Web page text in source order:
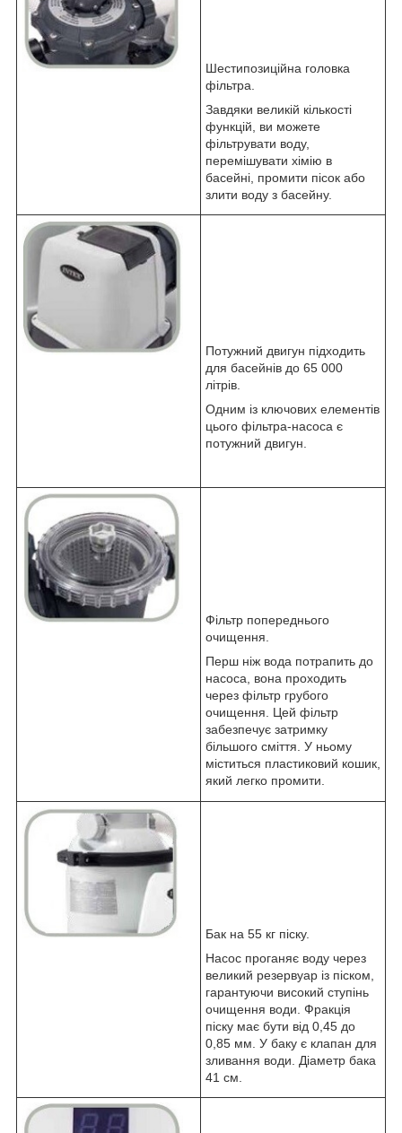
Шестипозиційна головка
фільтра.
Завдяки великій кількості
функцій, ви можете
фільтрувати воду,
перемішувати хімію в
басейні, промити пісок або
злити воду з басейну.
Потужний двигун підходить
для басейнів до 65 000
літрів.
Одним із ключових елементів
цього фільтра-насоса є
потужний двигун.
Фільтр попереднього
очищення.
Перш ніж вода потрапить до
насоса, вона проходить
через фільтр грубого
очищення. Цей фільтр
забезпечує затримку
більшого сміття. У ньому
міститься пластиковий кошик,
який легко промити.
Бак на 55 кг піску.
Насос проганяє воду через
великий резервуар із піском,
гарантуючи високий ступінь
очищення води. Фракція
піску має бути від 0,45 до
0,85 мм. У баку є клапан для
зливання води. Діаметр бака
41 см.